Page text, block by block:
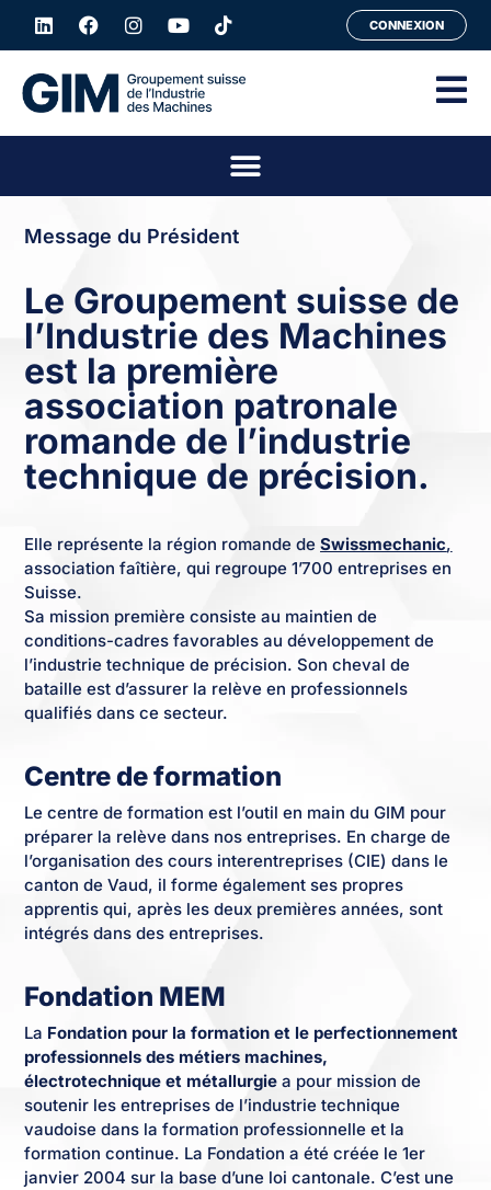
CONNEXION
Message du Président
Le Groupement suisse de
l’Industrie des Machines
est la première
association patronale
romande de l’industrie
technique de précision.
Elle représente la région romande deSwissmechanic,
association faîtière, qui regroupe 1’700 entreprises en
Suisse.
Sa mission première consiste au maintien de
conditions-cadres favorables au développement de
l’industrie technique de précision. Son cheval de
bataille est d’assurer la relève en professionnels
qualifiés dans ce secteur.
Centre de formation
Le centre de formation est l’outil en main du GIM pour
préparer la relève dans nos entreprises. En charge de
l’organisation des cours interentreprises (CIE) dans le
canton de Vaud, il forme également ses propres
apprentis qui, après les deux premières années, sont
intégrés dans des entreprises.
Fondation MEM
La Fondation pour la formation et le perfectionnement
professionnels des métiers machines,
électrotechnique et métallurgie a pour mission de
soutenir les entreprises de l’industrie technique
vaudoise dans la formation professionnelle et la
formation continue. La Fondation a été créée le 1er
janvier 2004 sur la base d’une loi cantonale. C’est une